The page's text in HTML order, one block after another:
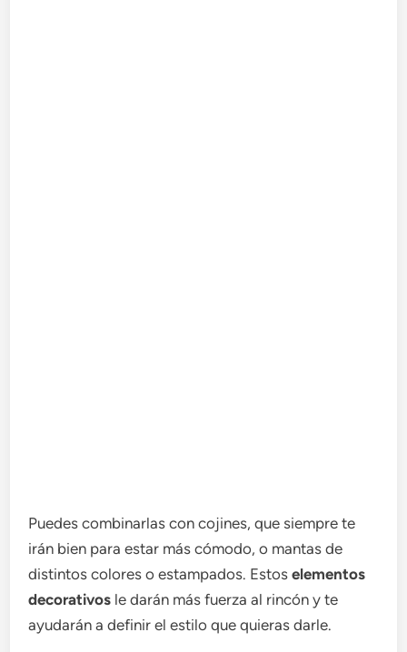
Puedes combinarlas con cojines, que siempre te
irán bien para estar más cómodo, o mantas de
distintos colores o estampados. Estoselementos
decorativos le darán más fuerza al rincón y te
ayudarán a definir el estilo que quieras darle.